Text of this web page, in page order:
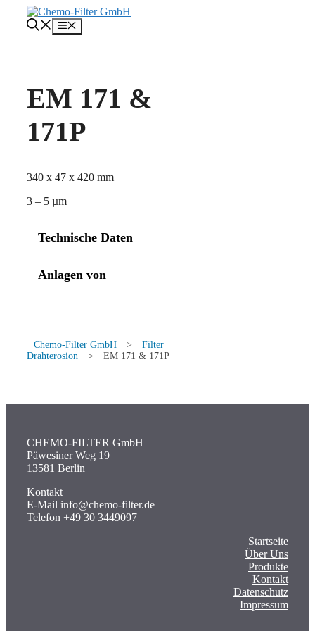
Inhalt
Menü
EM 171 &
171P
340 x 47 x 420 mm
3 – 5 µm
Technische Daten
Anlagen von
Chemo-Filter GmbH >
Filter
Drahterosion
> EM 171 & 171P
CHEMO-FILTER GmbH
Päwesiner Weg 19
13581 Berlin
Kontakt
E-Mail info@chemo-filter.de
Telefon +49 30 3449097
Startseite
Über Uns
Produkte
Kontakt
Datenschutz
Impressum